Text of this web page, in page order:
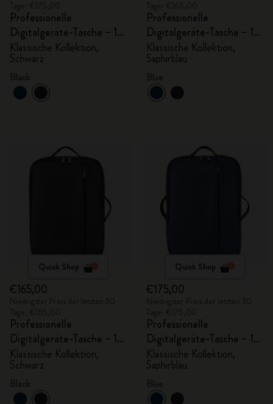
Professionelle
Digitalgeräte-Tasche – 15
Zoll
Klassische Kollektion,
Schwarz
Professionelle
Digitalgeräte-Tasche – 13
Zoll
Klassische Kollektion,
Saphirblau
Quick Shop
€165,00
Professionelle
Digitalgeräte-Tasche – 13
Zoll
Klassische Kollektion,
Schwarz
Quick Shop
€175,00
Professionelle
Digitalgeräte-Tasche – 15
Zoll
Klassische Kollektion,
Saphirblau